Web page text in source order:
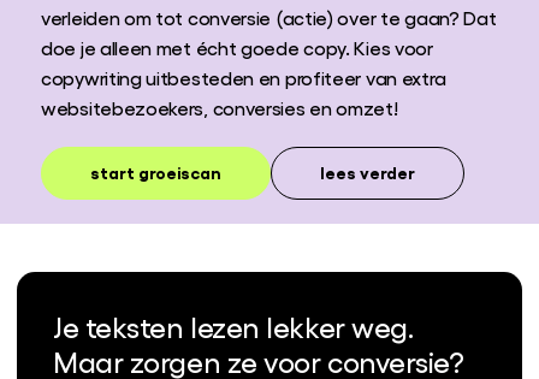
verleiden om tot conversie (actie) over te gaan? Dat
doe je alleen met écht goede copy. Kies voor
copywriting uitbesteden en profiteer van extra
websitebezoekers, conversies en omzet!
start groeiscan lees verder
Je teksten lezen lekker weg.
Maar zorgen ze voor conversie?